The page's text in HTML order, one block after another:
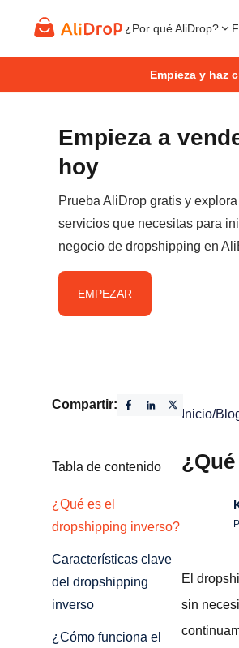
¿Por qué AliDrop?
Empieza y haz
Empieza a
hoy
Prueba AliDrop gratis y
servicios que necesitas para
negocio de dropshipping en
EMPEZAR
Compartir:
Tabla de contenido
¿Qué es el
dropshipping inverso?
Características clave
del dropshipping
inverso
¿Cómo funciona el
Inicio/
El
sin